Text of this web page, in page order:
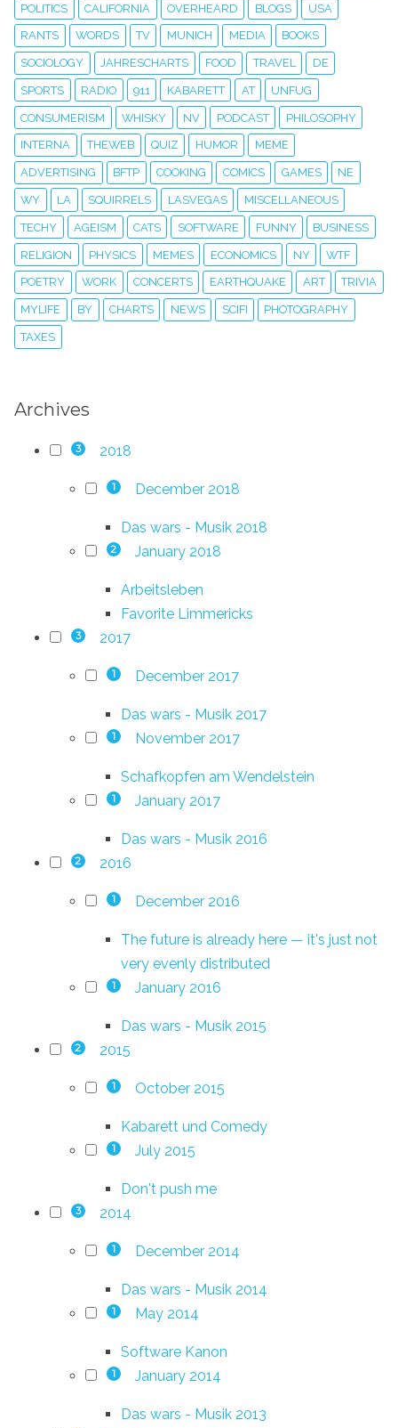
POLITICS CALIFORNIA OVERHEARD BLOGS USA
RANTS WORDS TV MUNICH MEDIA BOOKS
SOCIOLOGY JAHRESCHARTS FOOD TRAVEL DE
SPORTS RADIO 911 KABARETT AT UNFUG
CONSUMERISM WHISKY NV PODCAST PHILOSOPHY
INTERNA THEWEB QUIZ HUMOR MEME
ADVERTISING BFTP COOKING COMICS GAMES NE
WY LA SQUIRRELS LASVEGAS MISCELLANEOUS
TECHY AGEISM CATS SOFTWARE FUNNY BUSINESS
RELIGION PHYSICS MEMES ECONOMICS NY WTF
POETRY WORK CONCERTS EARTHQUAKE ART TRIVIA
MYLIFE BY CHARTS NEWS SCIFI PHOTOGRAPHY
TAXES
Archives
3 2018
1 December 2018
Das wars - Musik 2018
2 January 2018
Arbeitsleben
Favorite Limmericks
3 2017
1 December 2017
Das wars - Musik 2017
1 November 2017
Schafkopfen am Wendelstein
1 January 2017
Das wars - Musik 2016
2 2016
1 December 2016
The future is already here — it's just not
very evenly distributed
1 January 2016
Das wars - Musik 2015
2 2015
1 October 2015
Kabarett und Comedy
1 July 2015
Don't push me
3 2014
1 December 2014
Das wars - Musik 2014
1 May 2014
Software Kanon
1 January 2014
Das wars - Musik 2013